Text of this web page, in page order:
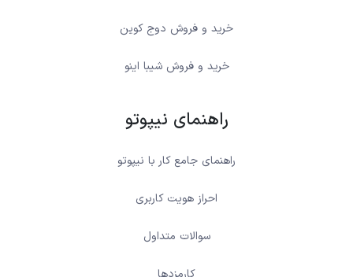
خرید و فروش دوج کوین
خرید و فروش شیبا اینو
راهنمای نیپوتو
راهنمای جامع کار با نیپوتو
احراز هویت کاربری
سوالات متداول